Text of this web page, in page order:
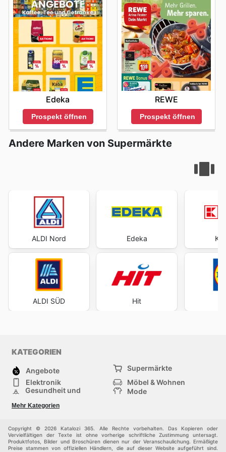
Edeka
Prospekt öffnen
REWE
Prospekt öffnen
Andere Marken von Supermärkte
ALDI Nord
ALDI SÜD
Edeka
Hit
KATEGORIEN
Angebote
Supermärkte
Elektronik
Möbel & Wohnen
Gesundheit und
Mode
Sportartikel und
Sportbekleidung
Einkaufzentren
Andere
Mehr Kategorien
Copyright © 2026 Katalozi 365. Alle Rechte vorbehalten. Das Kopieren oder
Vervielfältigen der Texte ist ohne vorherige schriftliche Zustimmung untersagt.
Produktfotos, Bilder und Broschüren dienen nur der Veranschaulichung. Ermäßigte
Preise stammen von offiziellen Händlern, die auf dieser Website aufgeführt sind.